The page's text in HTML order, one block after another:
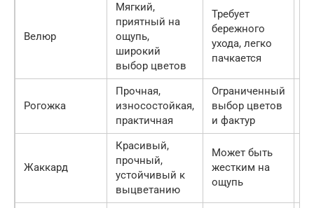
Велюр
Мягкий,
приятный на
ощупь,
широкий
выбор цветов
Требует
бережного
ухода, легко
пачкается
Рогожка
Прочная,
износостойкая,
практичная
Ограниченный
выбор цветов
и фактур
Жаккард
Красивый,
прочный,
устойчивый к
выцветанию
Может быть
жестким на
ощупь